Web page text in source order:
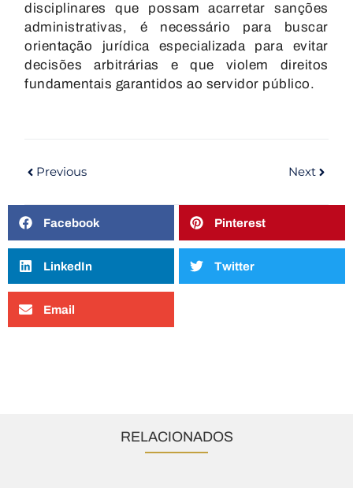
disciplinares que possam acarretar sanções
administrativas, é necessário para buscar
orientação jurídica especializada para evitar
decisões arbitrárias e que violem direitos
fundamentais garantidos ao servidor público.
Previous Next
Facebook Pinterest
LinkedIn Twitter
Email
RELACIONADOS